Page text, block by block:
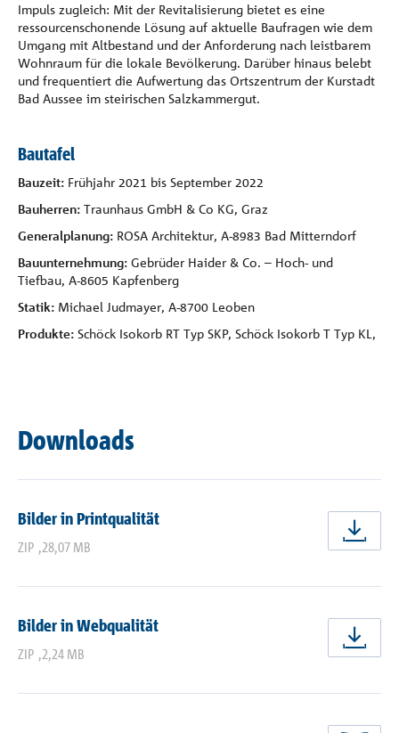
Impuls zugleich: Mit der Revitalisierung bietet es eine
ressourcenschonende Lösung auf aktuelle Baufragen wie dem
Umgang mit Altbestand und der Anforderung nach leistbarem
Wohnraum für die lokale Bevölkerung. Darüber hinaus belebt
und frequentiert die Aufwertung das Ortszentrum der Kurstadt
Bad Aussee im steirischen Salzkammergut.
Bautafel
Bauzeit: Frühjahr 2021 bis September 2022
Bauherren: Traunhaus GmbH & Co KG, Graz
Generalplanung: ROSA Architektur, A-8983 Bad Mitterndorf
Bauunternehmung: Gebrüder Haider & Co. – Hoch- und
Tiefbau, A-8605 Kapfenberg
Statik: Michael Judmayer, A-8700 Leoben
Produkte: Schöck Isokorb RT Typ SKP, Schöck Isokorb T Typ KL,
Downloads
Bilder in Printqualität
ZIP ,28,07 MB
Bilder in Webqualität
ZIP ,2,24 MB